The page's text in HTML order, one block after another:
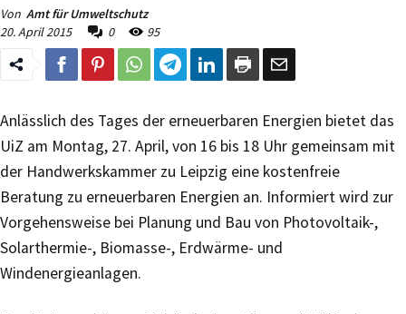
Von Amt für Umweltschutz
20. April 2015
0 95
Anlässlich des Tages der erneuerbaren Energien bietet das
UiZ am Montag, 27. April, von 16 bis 18 Uhr gemeinsam mit
der Handwerkskammer zu Leipzig eine kostenfreie
Beratung zu erneuerbaren Energien an. Informiert wird zur
Vorgehensweise bei Planung und Bau von Photovoltaik-,
Solarthermie-, Biomasse-, Erdwärme- und
Windenergieanlagen.